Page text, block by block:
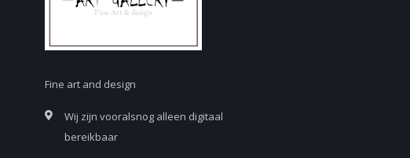
Fine art and design
Wij zijn vooralsnog alleen digitaal
bereikbaar